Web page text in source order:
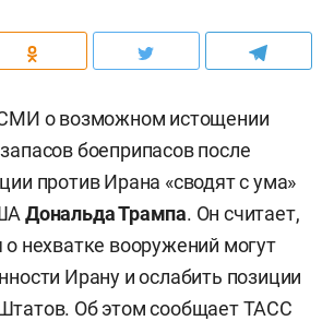
о возможном истощении
боеприпасов после
против Ирана «сводят с ума»
Дональда Трампа. Он считает,
нехватке вооружений могут
Ирану и ослабить позиции
Об этом сообщаетТАСС